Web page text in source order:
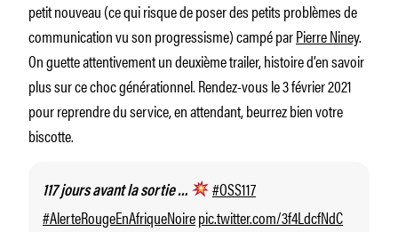
petit nouveau (ce qui risque de poser des petits problèmes de
communication vu son progressisme) campé parPierre Niney.
On guette attentivement un deuxième trailer, histoire d’en savoir
plus sur ce choc générationnel. Rendez-vous le 3 février 2021
pour reprendre du service, en attendant, beurrez bien votre
biscotte.
117 jours avant la sortie …
#OSS117
#AlerteRougeEnAfriqueNoirepic.twitter.com/3f4LdcfNdC